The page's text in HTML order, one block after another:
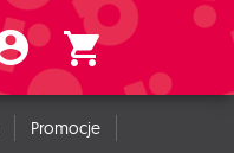
Promocje